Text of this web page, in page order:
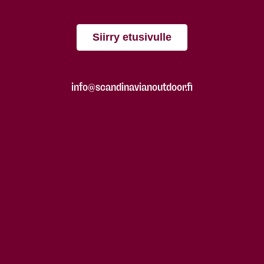
Siirry etusivulle
info@scandinavianoutdoor.fi